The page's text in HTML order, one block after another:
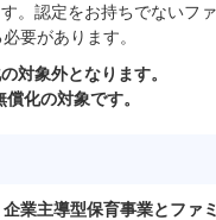
。認定をお持ちでないフ
要があります。
対象外となります。
化の対象です。
業主導型保育事業とファ